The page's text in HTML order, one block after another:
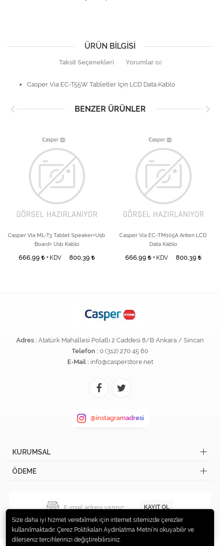
ÜRÜN BILGISI
Taksit Seçenekleri Yorumlar (0)
Casper Via EC-T55W Tabletler İçin LCD Data Kablo
BENZER ÜRÜNLER
Casper Via ML-T3 Tablet Speaker+Usb
Board+ Usb Kablo
666,99 + KDV 800,39
Casper Via EC-TM105A Anten LCD
Data Kablo
666,99 + KDV 800,39
Adres : Atatürk Mahallesi Polatlı 2 Caddesi 8/B Ankara / Sincan
Telefon : 0 (312) 270 45 60
E-Mail : info@casperstore.net
@instagramadresi
KURUMSAL
ÖDEME
KAYIT OL
Size daha iyi hizmet verebilmek için internet sitemizde çerezler
kullanılmaktadır. Çerez Politikaları Aydınlatma Metni’ni okuyabilir ve
dilerseniz tercihlerinizi değiştirebilirsiniz.